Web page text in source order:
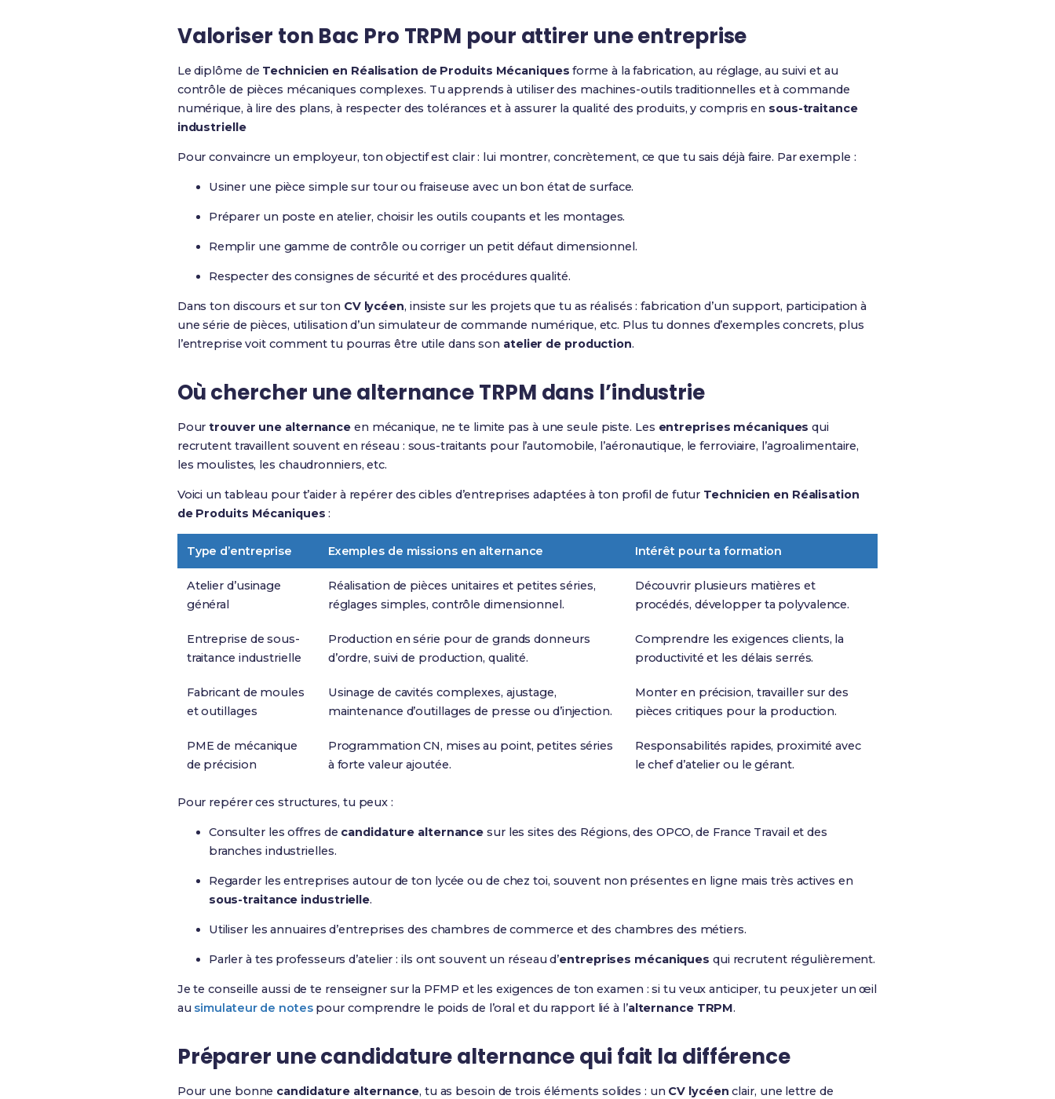
Valoriser ton Bac Pro TRPM pour attirer une entreprise
Le diplôme de Technicien en Réalisation de Produits Mécaniques forme à la fabrication, au réglage, au suivi et au
contrôle de pièces mécaniques complexes. Tu apprends à utiliser des machines-outils traditionnelles et à commande
numérique, à lire des plans, à respecter des tolérances et à assurer la qualité des produits, y compris en sous-traitance
industrielle
Pour convaincre un employeur, ton objectif est clair : lui montrer, concrètement, ce que tu sais déjà faire. Par exemple :
Usiner une pièce simple sur tour ou fraiseuse avec un bon état de surface.
Préparer un poste en atelier, choisir les outils coupants et les montages.
Remplir une gamme de contrôle ou corriger un petit défaut dimensionnel.
Respecter des consignes de sécurité et des procédures qualité.
Dans ton discours et sur ton CV lycéen, insiste sur les projets que tu as réalisés : fabrication d’un support, participation à
une série de pièces, utilisation d’un simulateur de commande numérique, etc. Plus tu donnes d’exemples concrets, plus
l’entreprise voit comment tu pourras être utile dans son atelier de production.
Où chercher une alternance TRPM dans l’industrie
Pourtrouver une alternance en mécanique, ne te limite pas à une seule piste. Les entreprises mécaniques qui
recrutent travaillent souvent en réseau : sous-traitants pour l’automobile, l’aéronautique, le ferroviaire, l’agroalimentaire,
les moulistes, les chaudronniers, etc.
Voici un tableau pour t’aider à repérer des cibles d’entreprises adaptées à ton profil de futur Technicien en Réalisation
de Produits Mécaniques :
Type d’entreprise Exemples de missions en alternance Intérêt pour ta formation
Atelier d’usinage
général
Réalisation de pièces unitaires et petites séries,
réglages simples, contrôle dimensionnel.
Découvrir plusieurs matières et
procédés, développer ta polyvalence.
Entreprise de sous-
traitance industrielle
Production en série pour de grands donneurs
d’ordre, suivi de production, qualité.
Comprendre les exigences clients, la
productivité et les délais serrés.
Fabricant de moules
et outillages
Usinage de cavités complexes, ajustage,
maintenance d’outillages de presse ou d’injection.
Monter en précision, travailler sur des
pièces critiques pour la production.
PME de mécanique
de précision
Programmation CN, mises au point, petites séries
à forte valeur ajoutée.
Responsabilités rapides, proximité avec
le chef d’atelier ou le gérant.
Pour repérer ces structures, tu peux :
Consulter les offres de candidature alternance sur les sites des Régions, des OPCO, de France Travail et des
branches industrielles.
Regarder les entreprises autour de ton lycée ou de chez toi, souvent non présentes en ligne mais très actives en
sous-traitance industrielle.
Utiliser les annuaires d’entreprises des chambres de commerce et des chambres des métiers.
Parler à tes professeurs d’atelier : ils ont souvent un réseau d’entreprises mécaniques qui recrutent régulièrement.
Je te conseille aussi de te renseigner sur la PFMP et les exigences de ton examen : si tu veux anticiper, tu peux jeter un œil
au simulateur de notespour comprendre le poids de l’oral et du rapport lié à l’alternance TRPM.
Préparer une candidature alternance qui fait la différence
Pour une bonne candidature alternance, tu as besoin de trois éléments solides : un CV lycéen clair, une lettre de